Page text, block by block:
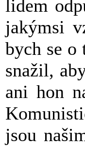
lidem
jakýmsi
bych se o
snažil,
ani hon
jsou